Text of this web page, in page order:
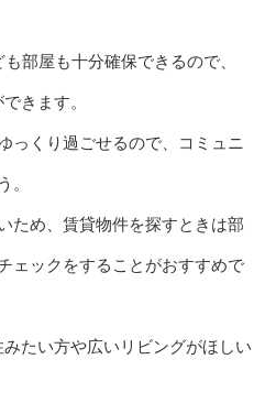
部屋も十分確保できるので、
きます。
っくり過ごせるので、コミュニ
。
ため、賃貸物件を探すときは部
ェックをすることがおすすめで
たい方や広いリビングがほしい